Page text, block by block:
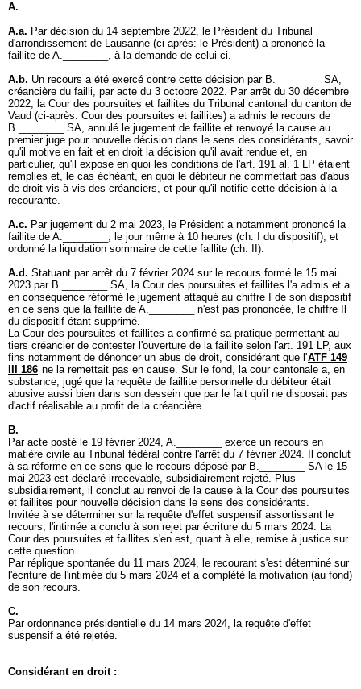
A.
A.a. Par décision du 14 septembre 2022, le Président du Tribunal
d'arrondissement de Lausanne (ci-après: le Président) a prononcé la
faillite de A.________, à la demande de celui-ci.
A.b. Un recours a été exercé contre cette décision par B.________ SA,
créancière du failli, par acte du 3 octobre 2022. Par arrêt du 30 décembre
2022, la Cour des poursuites et faillites du Tribunal cantonal du canton de
Vaud (ci-après: Cour des poursuites et faillites) a admis le recours de
B.________ SA, annulé le jugement de faillite et renvoyé la cause au
premier juge pour nouvelle décision dans le sens des considérants, savoir
qu'il motive en fait et en droit la décision qu'il avait rendue et, en
particulier, qu'il expose en quoi les conditions de l'art. 191 al. 1 LP étaient
remplies et, le cas échéant, en quoi le débiteur ne commettait pas d'abus
de droit vis-à-vis des créanciers, et pour qu'il notifie cette décision à la
recourante.
A.c. Par jugement du 2 mai 2023, le Président a notamment prononcé la
faillite de A.________, le jour même à 10 heures (ch. I du dispositif), et
ordonné la liquidation sommaire de cette faillite (ch. II).
A.d. Statuant par arrêt du 7 février 2024 sur le recours formé le 15 mai
2023 par B.________ SA, la Cour des poursuites et faillites l'a admis et a
en conséquence réformé le jugement attaqué au chiffre I de son dispositif
en ce sens que la faillite de A.________ n'est pas prononcée, le chiffre Il
du dispositif étant supprimé.
La Cour des poursuites et faillites a confirmé sa pratique permettant au
tiers créancier de contester l'ouverture de la faillite selon l'art. 191 LP, aux
fins notamment de dénoncer un abus de droit, considérant que l'ATF 149
III 186 ne la remettait pas en cause. Sur le fond, la cour cantonale a, en
substance, jugé que la requête de faillite personnelle du débiteur était
abusive aussi bien dans son dessein que par le fait qu'il ne disposait pas
d'actif réalisable au profit de la créancière.
B.
Par acte posté le 19 février 2024, A.________ exerce un recours en
matière civile au Tribunal fédéral contre l'arrêt du 7 février 2024. Il conclut
à sa réforme en ce sens que le recours déposé par B.________ SA le 15
mai 2023 est déclaré irrecevable, subsidiairement rejeté. Plus
subsidiairement, il conclut au renvoi de la cause à la Cour des poursuites
et faillites pour nouvelle décision dans le sens des considérants.
Invitée à se déterminer sur la requête d'effet suspensif assortissant le
recours, l'intimée a conclu à son rejet par écriture du 5 mars 2024. La
Cour des poursuites et faillites s'en est, quant à elle, remise à justice sur
cette question.
Par réplique spontanée du 11 mars 2024, le recourant s'est déterminé sur
l'écriture de l'intimée du 5 mars 2024 et a complété la motivation (au fond)
de son recours.
C.
Par ordonnance présidentielle du 14 mars 2024, la requête d'effet
suspensif a été rejetée.
Considérant en droit :